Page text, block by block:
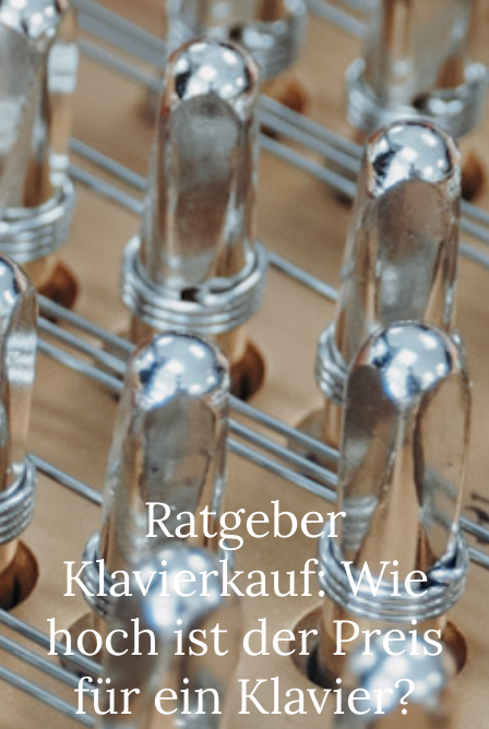
Ratgeber
Klavierkauf: Wie
hoch ist der Preis
für ein Klavier?